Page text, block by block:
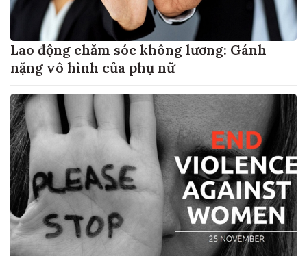
Lao động chăm sóc không lương: Gánh
nặng vô hình của phụ nữ